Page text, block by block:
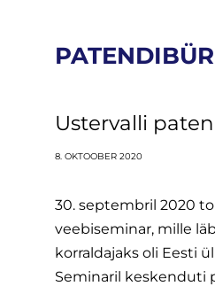
Ustervalli
8. OKTOOBER 2020
30. septembril 2020
veebiseminar, mille
korraldajaks oli Eesti
Seminaril keskenduti